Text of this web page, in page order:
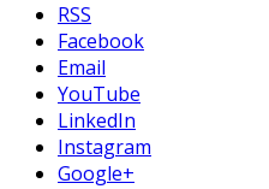
RSS
Facebook
Email
YouTube
LinkedIn
Instagram
Google+